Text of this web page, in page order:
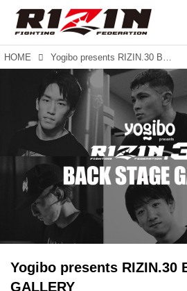
HOME Yogibo presents RIZIN.30 BACKSTAGE GALLERY
Yogibo presents RIZIN.30
GALLERY